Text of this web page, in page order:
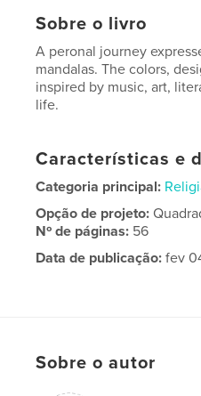
Sobre o livro
A peronal journey
mandalas. The colors,
inspired by music, art,
life.
Características e
Categoria principal:
Opção de projeto:
Nº de páginas: 56
Data de publicação: fev
Sobre o autor